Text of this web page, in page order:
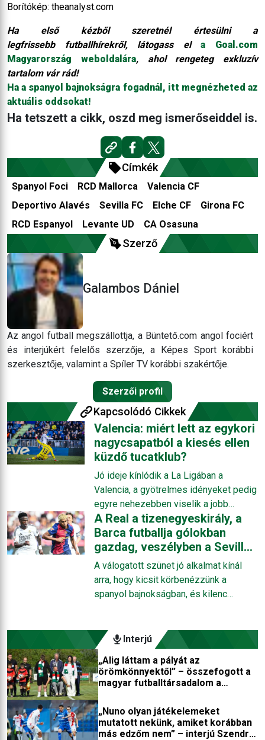
Borítókép: theanalyst.com
Ha első kézből szeretnél értesülni a
legfrissebb futballhírekről, látogass ela Goal.com
Magyarország weboldalára, ahol rengeteg exkluzív
tartalom vár rád!
Ha a spanyol bajnokságra fogadnál, itt megnézheted az
aktuális oddsokat!
Ha tetszett a cikk, oszd meg ismerőseiddel is.
Címkék
Spanyol Foci RCD Mallorca
Valencia CF
Deportivo Alavés
Sevilla FC Elche CF
Girona FC
RCD Espanyol
Levante UD CA Osasuna
Szerző
Galambos Dániel
Az angol futball megszállottja, a Büntető.com angol fociért
és interjúkért felelős szerzője, a Képes Sport korábbi
szerkesztője, valamint a Spíler TV korábbi szakértője.
Szerzői profil
Kapcsolódó Cikkek
Valencia: miért lett az egykori
nagycsapatból a kiesés ellen
küzdő tucatklub?
Jó ideje kínlódik a La Ligában a
Valencia, a gyötrelmes idényeket pedig
egyre nehezebben viselik a jobb
eredményekhez szokott drukkerek. A
„jobbhoz” azért úgy tíz évet vissza kell
utazni az időben, ezért cikkünkben
kifejtjük, mi lehet a leginkább a
probléma az egykor szebb napokat
látott, David Villa, Pablo Aimar, Gaizka
A Real a tizenegyeskirály, a
Barca futballja gólokban
gazdag, veszélyben a Sevilla
– fókuszban a La Liga
A válogatott szünet jó alkalmat kínál
arra, hogy kicsit körbenézzünk a
spanyol bajnokságban, és kilenc
hajrának, mit diktálnak a számok, melyik
csapat miben emelkedik ki és miben
marad el az átlagtól vagy épp a saját
maga kívánalmaitól, és persze, hogy
miképpen szerepelt eddig a három
nagy, a Barcelona, a Real Madrid és az
Atlético.
Interjú
„Alig láttam a pályát az
örömkönnyektől” – összefogott a
magyar futballtársadalom a
kerekesszékbe került játékosért
„Nuno olyan játékelemeket
mutatott nekünk, amiket korábban
más edzőm nem” – interjú Szendrei